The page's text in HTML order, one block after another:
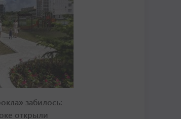
забилось:
открыли